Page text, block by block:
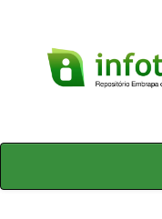
Skip